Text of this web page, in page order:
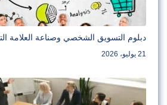
دبلوم التسويق الشخصي وصناعة العلامة
21 يوليو، 2026